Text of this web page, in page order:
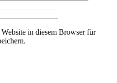
in diesem Browser für